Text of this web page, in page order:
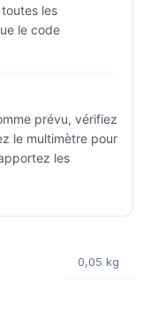
les
le code
prévu, vérifiez
le multimètre pour
les
0,05 kg